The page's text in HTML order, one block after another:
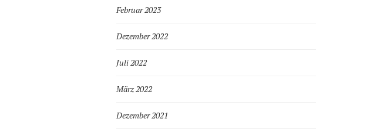
Februar 2023
Dezember 2022
Juli 2022
März 2022
Dezember 2021